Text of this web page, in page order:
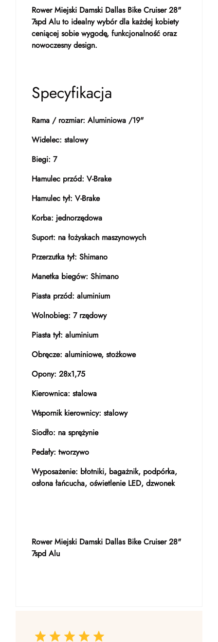
Rower Miejski Damski Dallas Bike Cruiser 28"
7spd Alu to idealny wybór dla każdej kobiety
ceniącej sobie wygodę, funkcjonalność oraz
nowoczesny design.
Specyfikacja
Rama / rozmiar: Aluminiowa /19"
Widelec: stalowy
Biegi: 7
Hamulec przód: V-Brake
Hamulec tył: V-Brake
Korba: jednorzędowa
Suport: na łożyskach maszynowych
Przerzutka tył: Shimano
Manetka biegów: Shimano
Piasta przód: aluminium
Wolnobieg: 7 rzędowy
Piasta tył: aluminium
Obręcze: aluminiowe, stożkowe
Opony: 28x1,75
Kierownica: stalowa
Wspornik kierownicy: stalowy
Siodło: na sprężynie
Pedały: tworzywo
Wyposażenie: błotniki, bagażnik, podpórka,
osłona łańcucha, oświetlenie LED, dzwonek
Rower Miejski Damski Dallas Bike Cruiser 28"
7spd Alu